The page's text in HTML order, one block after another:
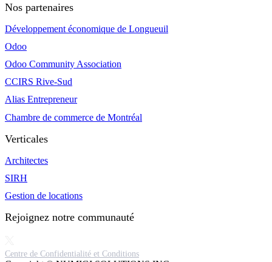
Nos partenaires
Développement économique de Longueuil
Odoo
Odoo Community Association
CCIRS Rive-Sud
Alias Entrepreneur
Chambre de commerce de Montréal
Verticales
Architectes
SIRH
Gestion de locations
Rejoignez notre communauté
Centre de Confidentialité et Conditions